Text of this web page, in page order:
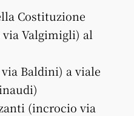
Costituzione
Valgimigli) al
Baldini) a viale
(incrocio via